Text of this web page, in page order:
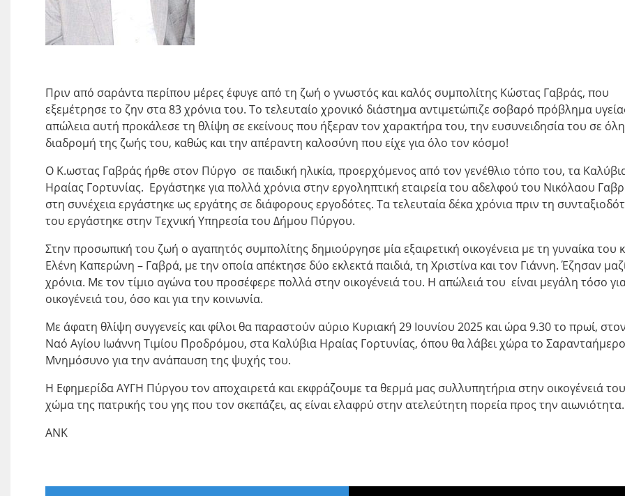
Πριν από σαράντα περίπου μέρες έφυγε από τη ζωή ο γνωστός και καλός συμπολίτης Κώστας Γαβράς, που
εξεμέτρησε το ζην στα 83 χρόνια του. Το τελευταίο χρονικό διάστημα αντιμετώπιζε σοβαρό πρόβλημα
απώλεια αυτή προκάλεσε τη θλίψη σε εκείνους που ήξεραν τον χαρακτήρα του, την ευσυνειδησία του σε
διαδρομή της ζωής του, καθώς και την απέραντη καλοσύνη που είχε για όλο τον κόσμο!
Ο Κ.ωστας Γαβράς ήρθε στον Πύργο σε παιδική ηλικία, προερχόμενος από τον γενέθλιο τόπο του, τα
Ηραίας Γορτυνίας. Εργάστηκε για πολλά χρόνια στην εργοληπτική εταιρεία του αδελφού του Νικόλαου
στη συνέχεια εργάστηκε ως εργάτης σε διάφορους εργοδότες. Τα τελευταία δέκα χρόνια πριν τη
του εργάστηκε στην Τεχνική Υπηρεσία του Δήμου Πύργου.
Στην προσωπική του ζωή ο αγαπητός συμπολίτης δημιούργησε μία εξαιρετική οικογένεια με τη γυναίκα του
Ελένη Καπερώνη – Γαβρά, με την οποία απέκτησε δύο εκλεκτά παιδιά, τη Χριστίνα και τον Γιάννη. Έζησαν
χρόνια. Με τον τίμιο αγώνα του προσέφερε πολλά στην οικογένειά του. Η απώλειά του είναι μεγάλη τόσο
οικογένειά του, όσο και για την κοινωνία.
Με άφατη θλίψη συγγενείς και φίλοι θα παραστούν αύριο Κυριακή 29 Ιουνίου 2025 και ώρα 9.30 το πρωί,
Ναό Αγίου Ιωάννη Τιμίου Προδρόμου, στα Καλύβια Ηραίας Γορτυνίας, όπου θα λάβει χώρα το Σαρανταήμερο
Μνημόσυνο για την ανάπαυση της ψυχής του.
Η Εφημερίδα ΑΥΓΗ Πύργου τον αποχαιρετά και εκφράζουμε τα θερμά μας συλλυπητήρια στην οικογένειά
χώμα της πατρικής του γης που τον σκεπάζει, ας είναι ελαφρύ στην ατελεύτητη πορεία προς την αιωνιότητα.
ΑΝΚ